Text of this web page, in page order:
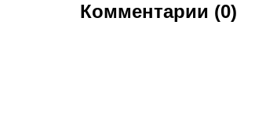
Комментарии (0)